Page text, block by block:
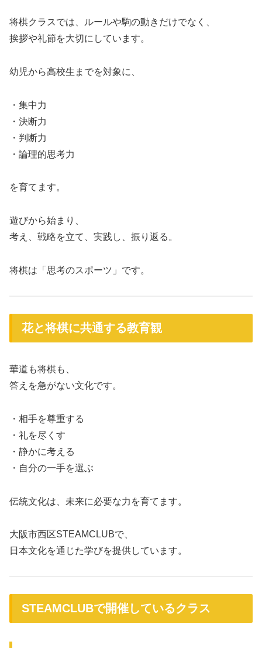
将棋クラスでは、ルールや駒の動きだけでなく、
挨拶や礼節を大切にしています。
幼児から高校生までを対象に、
・集中力
・決断力
・判断力
・論理的思考力
を育てます。
遊びから始まり、
考え、戦略を立て、実践し、振り返る。
将棋は「思考のスポーツ」です。
花と将棋に共通する教育観
華道も将棋も、
答えを急がない文化です。
・相手を尊重する
・礼を尽くす
・静かに考える
・自分の一手を選ぶ
伝統文化は、未来に必要な力を育てます。
大阪市西区STEAMCLUBで、
日本文化を通じた学びを提供しています。
STEAMCLUBで開催しているクラス